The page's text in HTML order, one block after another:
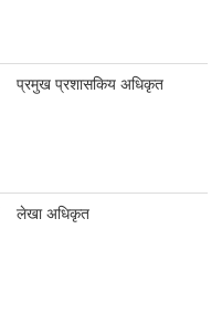
प्रमुख प्रशासकिय अधिकृत
लेखा अधिकृत